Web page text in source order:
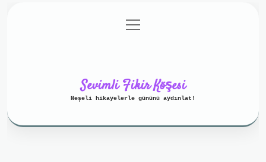
Gizlilik Politikası
menüyü
aç
Sevimli Fikir Köşesi
Neşeli hikayelerle gününü aydınlat!